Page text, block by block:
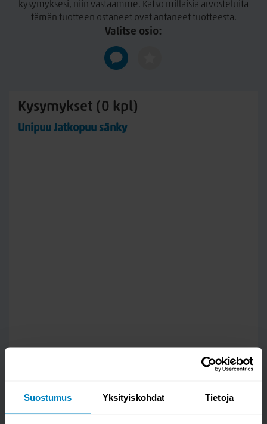
Suostumus Yksityiskohdat Tietoja
kysymyksesi, niin vastaamme. Katso millaisia arvosteluita
tämän tuotteen ostaneet ovat antaneet tuotteesta.
Valitse osio:
Kysymykset (0 kpl)
Unipuu Jatkopuu sänky
Kysy kysymys